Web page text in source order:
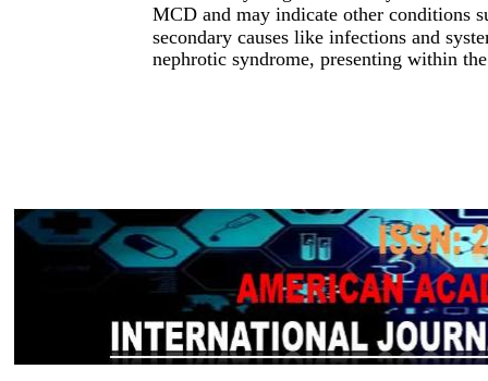
MCD and may indicate other conditions
secondary causes like infections and
nephrotic syndrome, presenting within